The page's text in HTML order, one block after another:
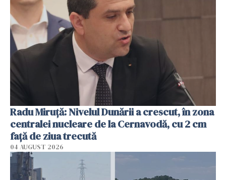
Radu Miruţă: Nivelul Dunării a crescut, în zona
centralei nucleare de la Cernavodă, cu 2 cm
faţă de ziua trecută
04 AUGUST 2026